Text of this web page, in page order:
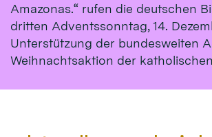
Amazonas.“ rufen die deutschen
dritten Adventssonntag, 14.
Unterstützung der bundesweiten
Weihnachtsaktion der